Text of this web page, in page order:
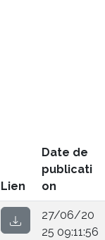
Lien
Date de
publicati
on
27/06/20
25 09:11:56